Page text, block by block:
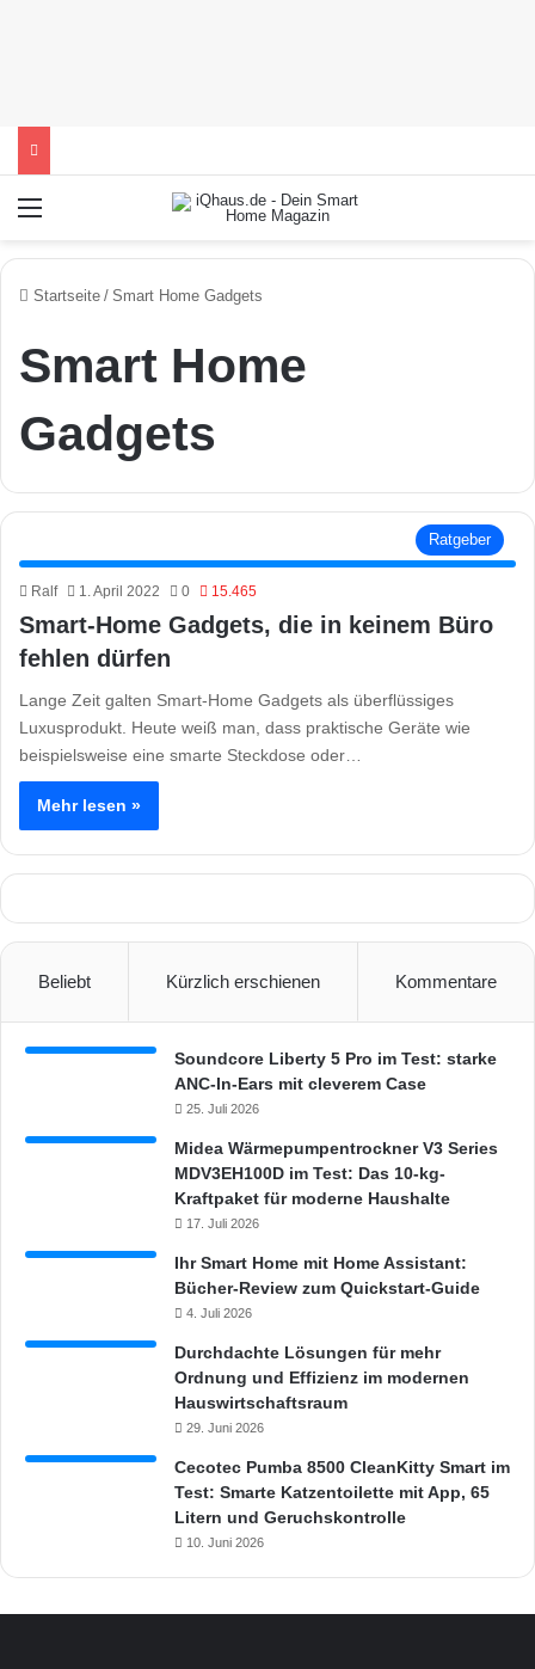
Startseite / Smart Home Gadgets
Smart Home
Gadgets
Ratgeber
Ralf 1. April 2022 0 15.465
Smart-Home Gadgets, die in keinem Büro
fehlen dürfen
Lange Zeit galten Smart-Home Gadgets als überflüssiges
Luxusprodukt. Heute weiß man, dass praktische Geräte wie
beispielsweise eine smarte Steckdose oder…
Mehr lesen »
Beliebt Kürzlich erschienen Kommentare
Soundcore Liberty 5 Pro im Test: starke
ANC-In-Ears mit cleverem Case
25. Juli 2026
Midea Wärmepumpentrockner V3 Series
MDV3EH100D im Test: Das 10-kg-
Kraftpaket für moderne Haushalte
17. Juli 2026
Ihr Smart Home mit Home Assistant:
Bücher-Review zum Quickstart-Guide
4. Juli 2026
Durchdachte Lösungen für mehr
Ordnung und Effizienz im modernen
Hauswirtschaftsraum
29. Juni 2026
Cecotec Pumba 8500 CleanKitty Smart im
Test: Smarte Katzentoilette mit App, 65
Litern und Geruchskontrolle
10. Juni 2026